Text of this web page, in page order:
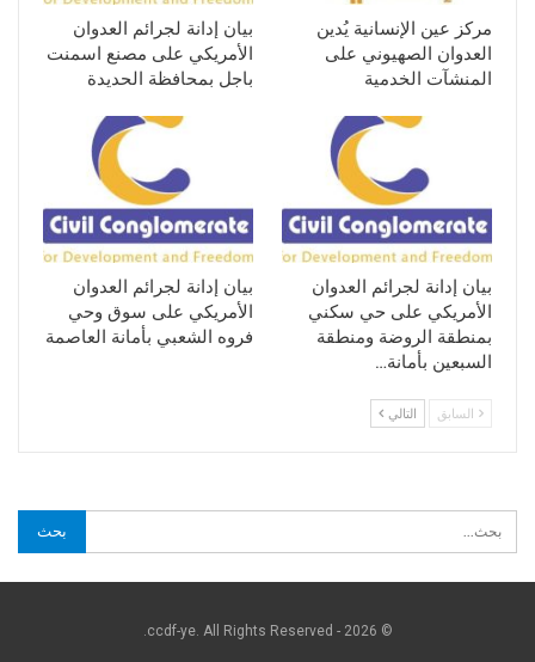
مركز عين الإنسانية يُدين
العدوان الصهيوني على
المنشآت الخدمية
بيان إدانة لجرائم العدوان
الأمريكي على مصنع اسمنت
باجل بمحافظة الحديدة
بيان إدانة لجرائم العدوان
الأمريكي على حي سكني
بمنطقة الروضة ومنطقة
السبعين بأمانة…
بيان إدانة لجرائم العدوان
الأمريكي على سوق وحي
فروه الشعبي بأمانة العاصمة
السابق التالي
© 2026 - ccdf-ye. All Rights Reserved.